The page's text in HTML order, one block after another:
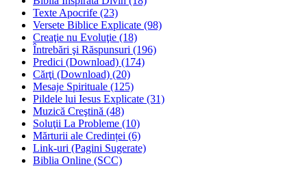
Texte Apocrife (23)
Versete Biblice Explicate (98)
Creaţie nu Evoluţie (18)
Întrebări şi Răspunsuri (196)
Predici (Download) (174)
Cărţi (Download) (20)
Mesaje Spirituale (125)
Pildele lui Iesus Explicate (31)
Muzică Creştină (48)
Soluţii La Probleme (10)
Mărturii ale Credinței (6)
Link-uri (Pagini Sugerate)
Biblia Online (SCC)